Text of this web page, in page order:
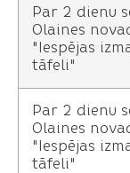
Par 2 dienu
Olaines
"Iespējas
tāfeli"
Par 2 dienu
Olaines
"Iespējas
tāfeli"